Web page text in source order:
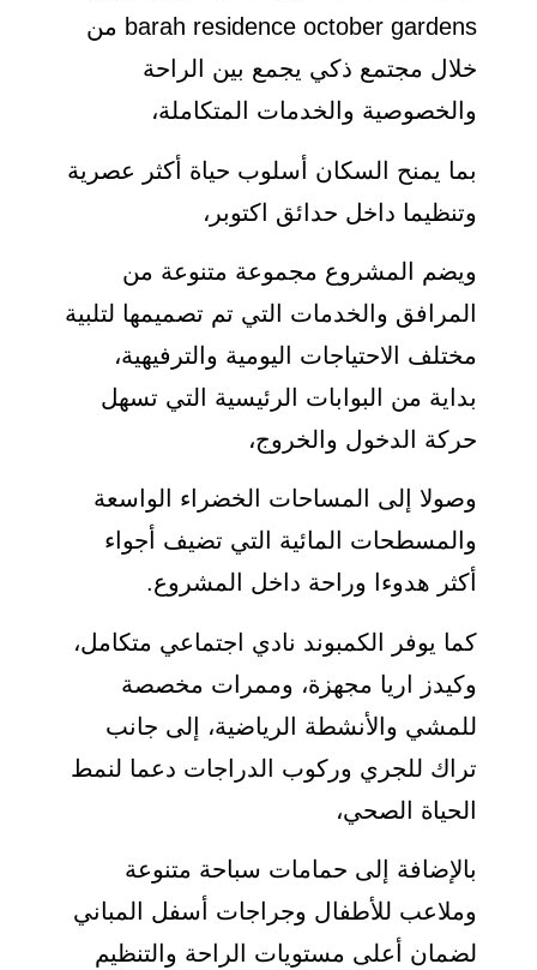
barah residence october gardens من
خلال مجتمع ذكي يجمع بين الراحة
والخصوصية والخدمات المتكاملة،
بما يمنح السكان أسلوب حياة أكثر عصرية
وتنظيما داخل حدائق اكتوبر،
ويضم المشروع مجموعة متنوعة من
المرافق والخدمات التي تم تصميمها لتلبية
مختلف الاحتياجات اليومية والترفيهية،
بداية من البوابات الرئيسية التي تسهل
حركة الدخول والخروج،
وصولا إلى المساحات الخضراء الواسعة
والمسطحات المائية التي تضيف أجواء
أكثر هدوءا وراحة داخل المشروع.
كما يوفر الكمبوند نادي اجتماعي متكامل،
وكيدز اريا مجهزة، وممرات مخصصة
للمشي والأنشطة الرياضية، إلى جانب
تراك للجري وركوب الدراجات دعما لنمط
الحياة الصحي،
بالإضافة إلى حمامات سباحة متنوعة
وملاعب للأطفال وجراجات أسفل المباني
لضمان أعلى مستويات الراحة والتنظيم